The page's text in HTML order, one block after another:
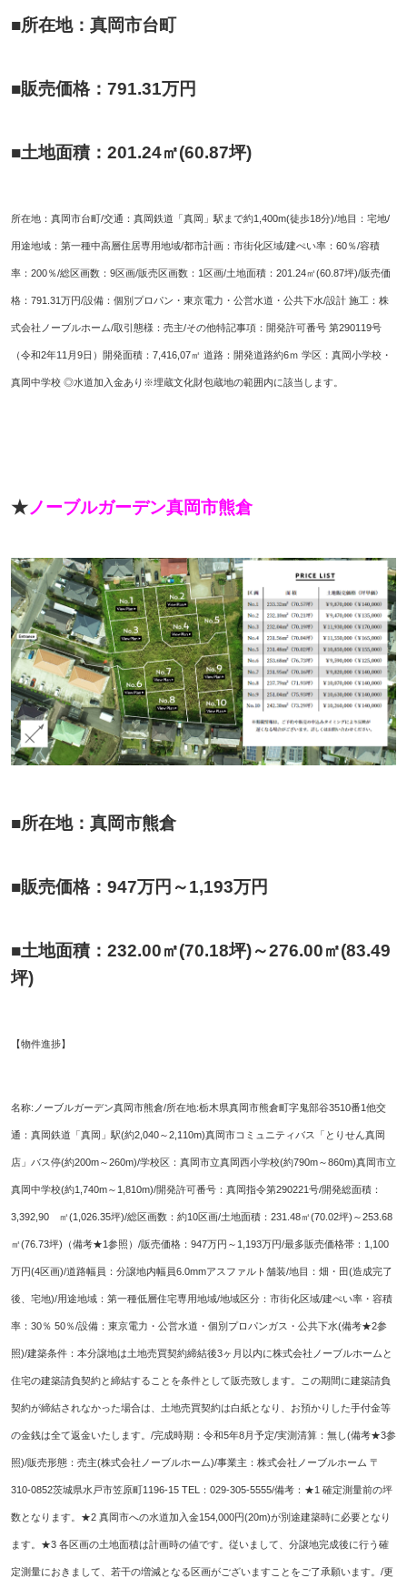
■所在地：真岡市台町
■販売価格：791.31万円
■土地面積：201.24㎡(60.87坪)
所在地：真岡市台町/交通：真岡鉄道「真岡」駅まで約1,400m(徒歩18分)/地目：宅地/
用途地域：第一種中高層住居専用地域/都市計画：市街化区域/建ぺい率：60％/容積
率：200％/総区画数：9区画/販売区画数：1区画/土地面積：201.24㎡(60.87坪)/販売価
格：791.31万円/設備：個別プロパン・東京電力・公営水道・公共下水/設計 施工：株
式会社ノーブルホーム/取引態様：売主/その他特記事項：開発許可番号 第290119号
（令和2年11月9日）開発面積：7,416,07㎡ 道路：開発道路約6ｍ 学区：真岡小学校・
真岡中学校 ◎水道加入金あり※埋蔵文化財包蔵地の範囲内に該当します。
★ノーブルガーデン真岡市熊倉
■所在地：真岡市熊倉
■販売価格：947万円～1,193万円
■土地面積：232.00㎡(70.18坪)～276.00㎡(83.49
坪)
【物件進捗】
名称:ノーブルガーデン真岡市熊倉/所在地:栃木県真岡市熊倉町字鬼部谷3510番1他交
通：真岡鉄道「真岡」駅(約2,040～2,110m)真岡市コミュニティバス「とりせん真岡
店」 バス停(約200m～260m)/学校区：真岡市立真岡西小学校(約790m～860m)真岡市立
真岡中学校(約1,740m～1,810m)/開発許可番号：真岡指令第290221号/開発総面積：
3,392,90 ㎡(1,026.35坪)/総区画数：約10区画/土地面積：231.48㎡(70.02坪)～253.68
㎡(76.73坪) （備考★1参照）/販売価格：947万円～1,193万円/最多販売価格帯：1,100
万円(4区画)/道路幅員：分譲地内幅員6.0mmアスファルト舗装/地目：畑・田(造成完了
後、宅地)/用途地域：第一種低層住宅専用地域/地域区分：市街化区域/建ぺい率・容積
率：30％ 50％/設備：東京電力・公営水道・個別プロパンガス・公共下水(備考★2参
照)/建築条件：本分譲地は土地売買契約締結後3ヶ月以内に株式会社ノーブルホームと
住宅の建築請負契約と締結することを条件として販売致します。この期間に建築請負
契約が締結されなかった場合は、土地売買契約は白紙となり、お預かりした手付金等
の金銭は全て返金いたします。/完成時期：令和5年8月予定/実測清算：無し(備考★3参
照)/販売形態：売主(株式会社ノーブルホーム)/事業主：株式会社ノーブルホーム 〒
310-0852茨城県水戸市笠原町1196-15 TEL：029-305-5555/備考：★1 確定測量前の坪
数となります。★2 真岡市への水道加入金154,000円(20m)が別途建築時に必要となり
ます。★3 各区画の土地面積は計画時の値です。従いまして、分譲地完成後に行う確
定測量におきまして、若干の増減となる区画がございますことをご了承願います。/更